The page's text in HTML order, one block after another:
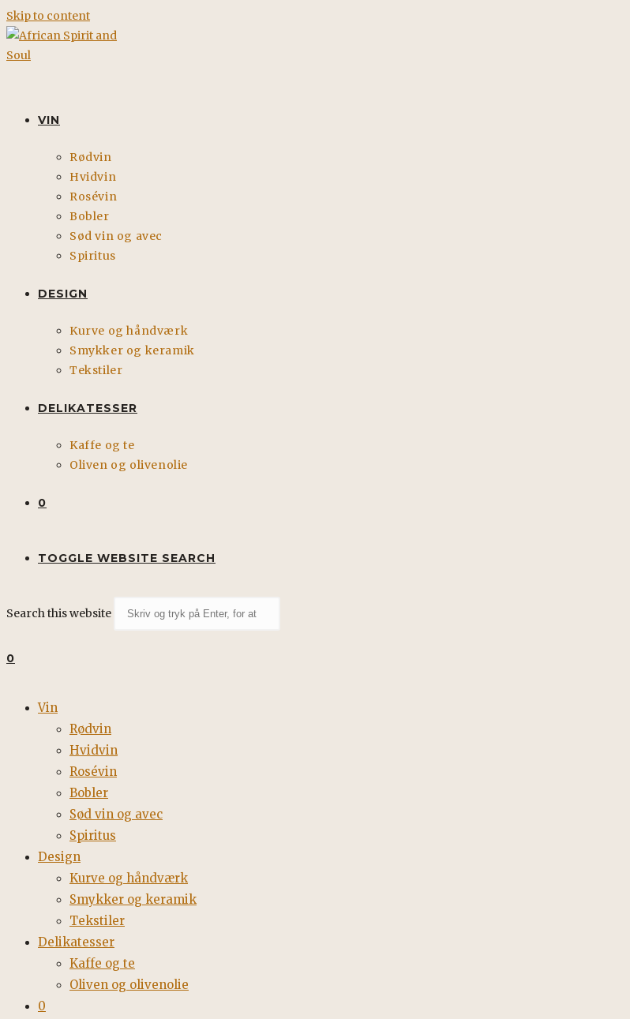
Skip to content
VIN
Rødvin
Hvidvin
Rosévin
Bobler
Sød vin og avec
Spiritus
DESIGN
Kurve og håndværk
Smykker og keramik
Tekstiler
DELIKATESSER
Kaffe og te
Oliven og olivenolie
0
TOGGLE WEBSITE SEARCH
Search this website
0
Vin
Rødvin
Hvidvin
Rosévin
Bobler
Sød vin og avec
Spiritus
Design
Kurve og håndværk
Smykker og keramik
Tekstiler
Delikatesser
Kaffe og te
Oliven og olivenolie
0